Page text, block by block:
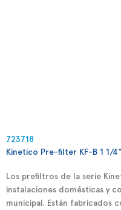
723718
Kinetico Pre-filter KF-B 1 1/4"​
Los prefiltros de la serie
instalaciones domésticas y
municipal. Están fabricados